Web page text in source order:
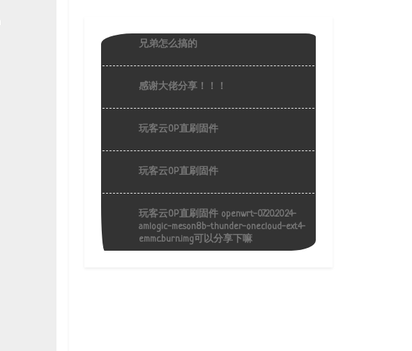
兄弟怎么搞的
感谢大佬分享！！！
玩客云OP直刷固件
玩客云OP直刷固件
玩客云OP直刷固件 openwrt-07.20.2024-
amlogic-meson8b-thunder-onecloud-ext4-
emmc.burn.img可以分享下嘛